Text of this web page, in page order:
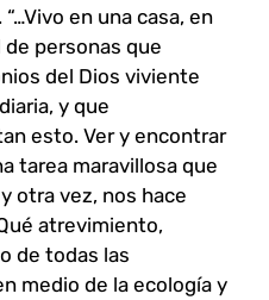
en una casa, en
personas que
del Dios viviente
y que
esto. Ver y encontrar
tarea maravillosa que
otra vez, nos hace
atrevimiento,
de todas las
medio de la ecología y